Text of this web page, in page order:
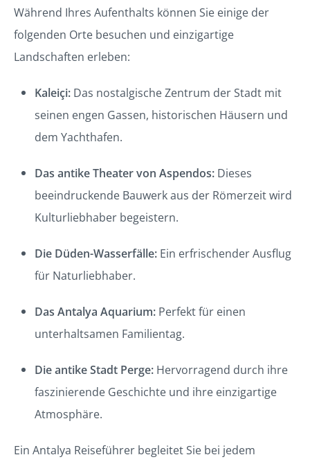
Während Ihres Aufenthalts können Sie einige der
folgenden Orte besuchen und einzigartige
Landschaften erleben:
Kaleiçi: Das nostalgische Zentrum der Stadt mit
seinen engen Gassen, historischen Häusern und
dem Yachthafen.
Das antike Theater von Aspendos: Dieses
beeindruckende Bauwerk aus der Römerzeit wird
Kulturliebhaber begeistern.
Die Düden-Wasserfälle: Ein erfrischender Ausflug
für Naturliebhaber.
Das Antalya Aquarium: Perfekt für einen
unterhaltsamen Familientag.
Die antike Stadt Perge: Hervorragend durch ihre
faszinierende Geschichte und ihre einzigartige
Atmosphäre.
Ein Antalya Reiseführer begleitet Sie bei jedem